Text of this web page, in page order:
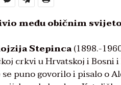
među običnim
Stepinca(1898.-
crkvi u Hrvatskoj i Bosni
puno govorilo i pisalo o